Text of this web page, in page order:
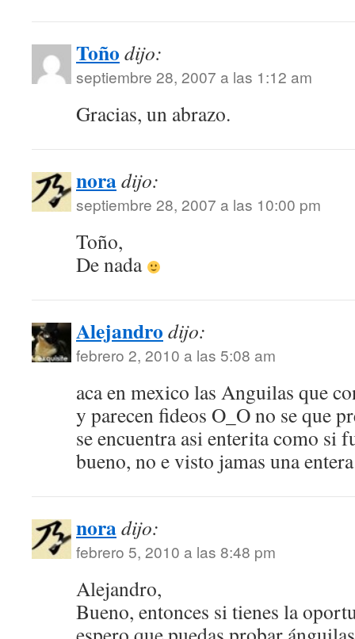
Toño dijo:
septiembre 28, 2007 a las 1:12 am
Gracias, un abrazo.
noradijo:
septiembre 28, 2007 a las 10:00 pm
Toño,
De nada
Alejandro dijo:
febrero 2, 2010 a las 5:08 am
aca en mexico las Anguilas que
y parecen fideos O_O no se que
se encuentra asi enterita como si
bueno, no e visto jamas una
noradijo:
febrero 5, 2010 a las 8:48 pm
Alejandro,
Bueno, entonces si tienes la